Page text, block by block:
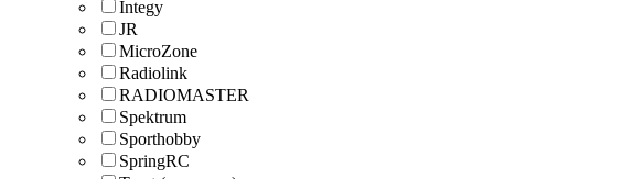
Integy
JR
MicroZone
Radiolink
RADIOMASTER
Spektrum
Sporthobby
SpringRC